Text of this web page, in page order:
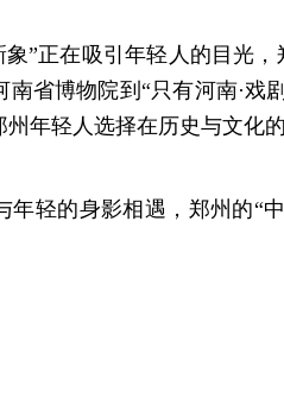
”正在吸引年轻人的目光
省博物院到“只有河南·戏
年轻人选择在历史与文化
轻的身影相遇，郑州的“